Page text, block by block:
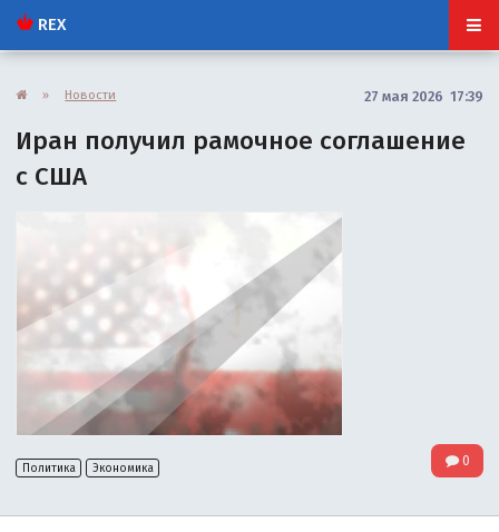
REX
» Новости 27 мая 2026 17:39
Иран получил рамочное соглашение
с США
Политика Экономика 0